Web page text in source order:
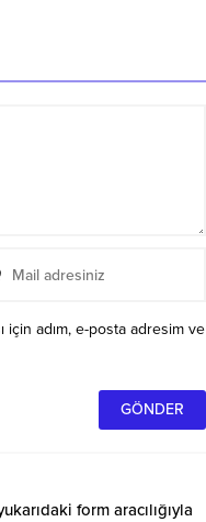
için adım, e-posta adresim ve
form aracılığıyla